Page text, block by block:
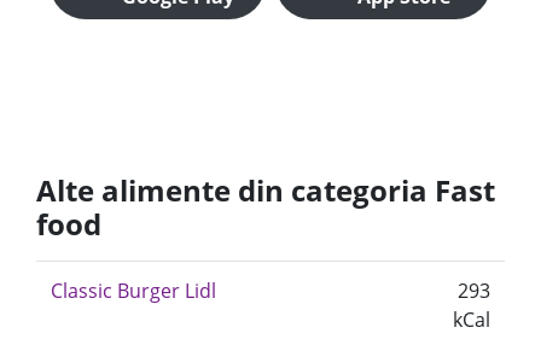
Alte alimente din categoria Fast
food
Classic Burger Lidl
293
kCal